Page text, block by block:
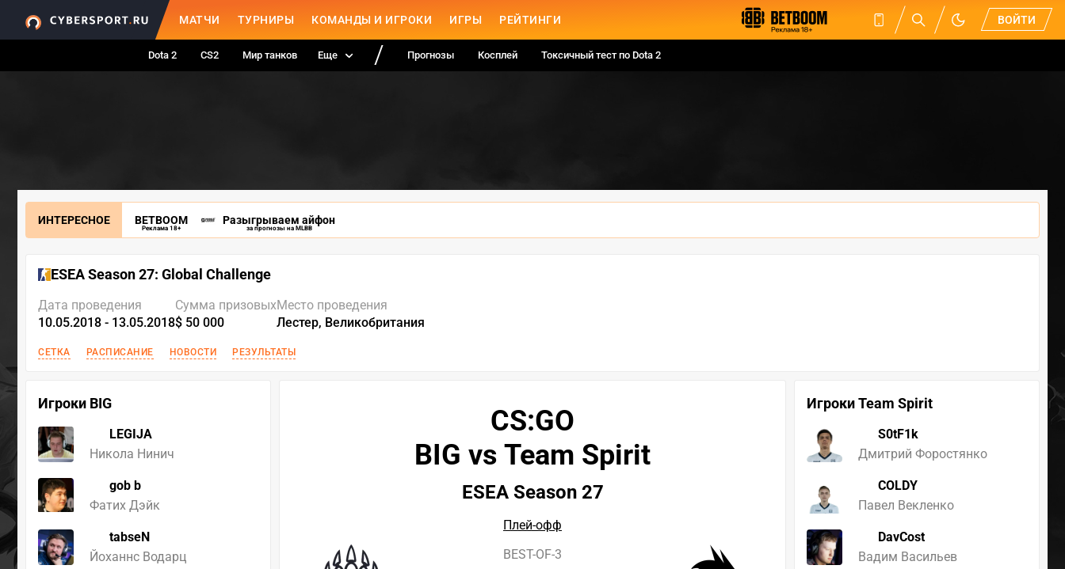
МАТЧИ ТУРНИРЫ КОМАНДЫ И ИГРОКИ ИГРЫ РЕЙТИНГИ ВОЙТИ
Dota 2 CS2 Мир танков Еще Прогнозы Косплей Токсичный тест по Dota 2
ИНТЕРЕСНОЕ BETBOOM
Реклама 18+
Разыгрываем айфон
за прогнозы на MLBB
ESEA Season 27: Global Challenge
Дата проведения
10.05.2018 - 13.05.2018
Сумма призовых
$ 50 000
Место проведения
Лестер, Великобритания
СЕТКА РАСПИСАНИЕ НОВОСТИ РЕЗУЛЬТАТЫ
Игроки BIG
LEGIJA
Никола Нинич
gob b
Фатих Дэйк
tabseN
Йоханнс Водарц
Игроки Team Spirit
S0tF1k
Дмитрий Форостянко
COLDY
Павел Векленко
DavCost
Вадим Васильев
CS:GO
BIG vs Team Spirit
ESEA Season 27
Плей-офф
BEST-OF-3